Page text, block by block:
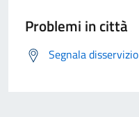
Problemi in città
Segnala disservizio